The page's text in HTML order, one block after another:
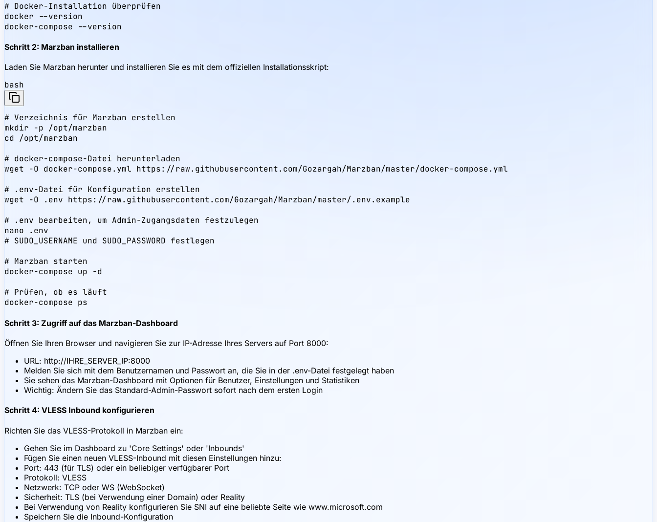
# Docker-Installation überprüfen
docker --version
docker-compose --version
Schritt 2: Marzban installieren
Laden Sie Marzban herunter und installieren Sie es mit dem offiziellen Installationsskript:
bash
# Verzeichnis für Marzban erstellen
mkdir -p /opt/marzban
cd /opt/marzban
# docker-compose-Datei herunterladen
wget -O docker-compose.yml https://raw.githubusercontent.com/Gozargah/Marzban/master/docker-compose.yml
# .env-Datei für Konfiguration erstellen
wget -O .env https://raw.githubusercontent.com/Gozargah/Marzban/master/.env.example
# .env bearbeiten, um Admin-Zugangsdaten festzulegen
nano .env
# SUDO_USERNAME und SUDO_PASSWORD festlegen
# Marzban starten
docker-compose up -d
# Prüfen, ob es läuft
docker-compose ps
Schritt 3: Zugriff auf das Marzban-Dashboard
Öffnen Sie Ihren Browser und navigieren Sie zur IP-Adresse Ihres Servers auf Port 8000:
URL: http://IHRE_SERVER_IP:8000
Melden Sie sich mit dem Benutzernamen und Passwort an, die Sie in der .env-Datei festgelegt haben
Sie sehen das Marzban-Dashboard mit Optionen für Benutzer, Einstellungen und Statistiken
Wichtig: Ändern Sie das Standard-Admin-Passwort sofort nach dem ersten Login
Schritt 4: VLESS Inbound konfigurieren
Richten Sie das VLESS-Protokoll in Marzban ein:
Gehen Sie im Dashboard zu 'Core Settings' oder 'Inbounds'
Fügen Sie einen neuen VLESS-Inbound mit diesen Einstellungen hinzu:
Port: 443 (für TLS) oder ein beliebiger verfügbarer Port
Protokoll: VLESS
Netzwerk: TCP oder WS (WebSocket)
Sicherheit: TLS (bei Verwendung einer Domain) oder Reality
Bei Verwendung von Reality konfigurieren Sie SNI auf eine beliebte Seite wie www.microsoft.com
Speichern Sie die Inbound-Konfiguration